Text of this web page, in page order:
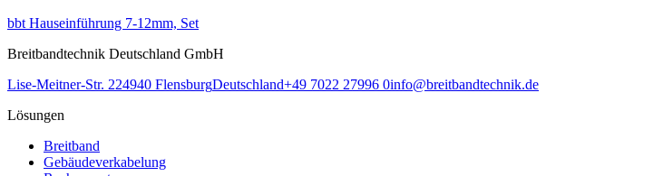
bbt Hauseinführung 7-12mm, Set
Breitbandtechnik Deutschland GmbH
Lise-Meitner-Str. 224940 FlensburgDeutschland+49 7022 27996 0info@breitbandtechnik.de
Lösungen
Breitband
Gebäudeverkabelung